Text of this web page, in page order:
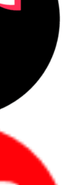
sẽ là một công
tuyến của bạn.
có giá hợp lý và
chọn tốt nhất cho
phòng CDC
Công, Q. Hoàng
Bình, TP Hồ Chí